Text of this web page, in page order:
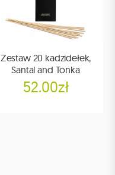
Zestaw 20 kadzidełek,
Santal and Tonka
52.00zł